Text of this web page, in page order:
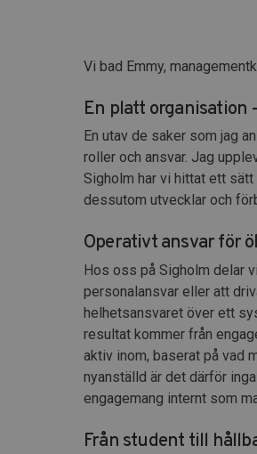
Vi bad Emmy,
En platt organisation
En utav de saker som jag
roller och ansvar. Jag
Sigholm har vi hittat ett
dessutom utvecklar och
Operativt ansvar för
Hos oss på Sigholm delar
personalansvar eller att
helhetsansvaret över ett
resultat kommer från
aktiv inom, baserat på vad
nyanställd är det därför
engagemang internt som
Från student till